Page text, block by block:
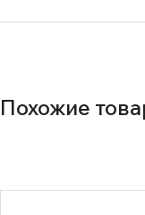
Похожие